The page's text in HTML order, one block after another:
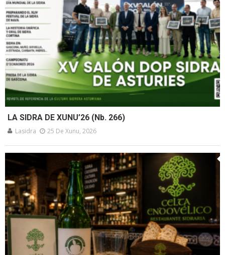
LA SIDRA DE XUNU’26 (Nb. 266)
Lasidra 25 De Xunu, 2026